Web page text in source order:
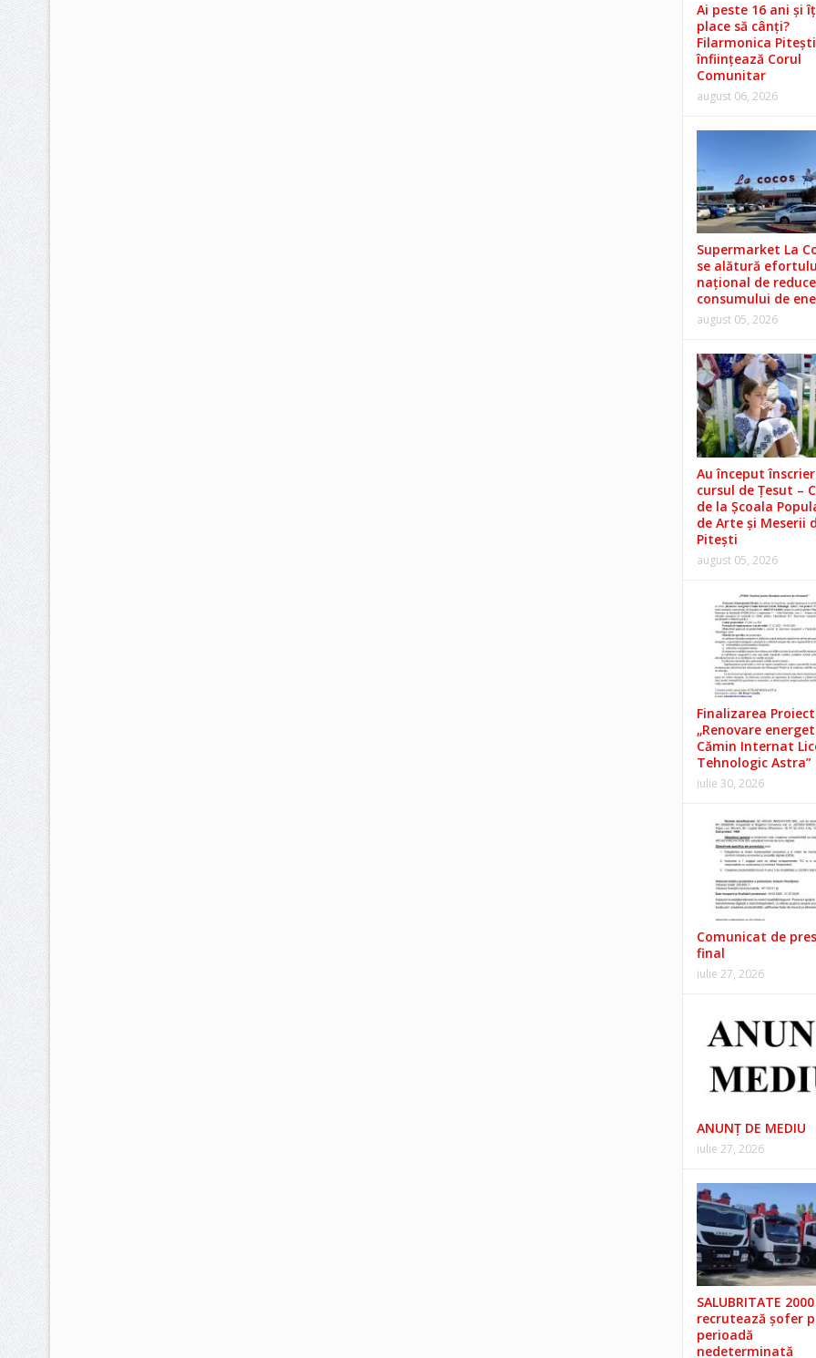
Ai peste 16 ani și
place să cânți?
Filarmonica Pitești
înființează Corul
Comunitar
august 06, 2026
Supermarket La
se alătură
național de
consumului de
august 05, 2026
Au început
cursul de Țesut –
de la Școala
de Arte și Meserii
Pitești
august 05, 2026
Finalizarea
„Renovare
Cămin Internat
Tehnologic Astra”
iulie 30, 2026
Comunicat de
final
iulie 27, 2026
ANUNŢ DE MEDIU
iulie 27, 2026
SALUBRITATE
recrutează șofer
perioadă
nedeterminată